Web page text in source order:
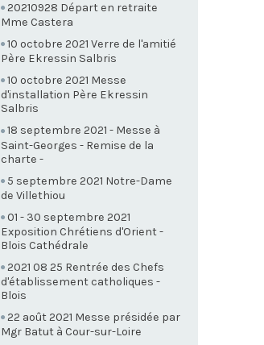
20210928 Départ en retraite
Mme Castera
10 octobre 2021 Verre de l'amitié
Père Ekressin Salbris
10 octobre 2021 Messe
d'installation Père Ekressin
Salbris
18 septembre 2021 - Messe à
Saint-Georges - Remise de la
charte -
5 septembre 2021 Notre-Dame
de Villethiou
01 - 30 septembre 2021
Exposition Chrétiens d'Orient -
Blois Cathédrale
2021 08 25 Rentrée des Chefs
d'établissement catholiques -
Blois
22 août 2021 Messe présidée par
Mgr Batut à Cour-sur-Loire